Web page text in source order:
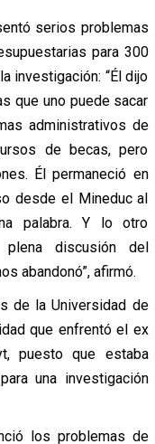
serios problemas
para 300
investigación: “Él dijo
que uno puede sacar
administrativos de
de becas, pero
Él permaneció en
desde el Mineduc al
palabra. Y lo otro
discusión del
abandonó”, afirmó.
de la Universidad de
que enfrentó el ex
puesto que estaba
una investigación
los problemas de